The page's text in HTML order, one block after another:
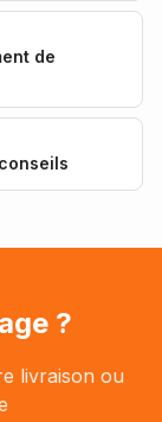
de
?
livraison ou